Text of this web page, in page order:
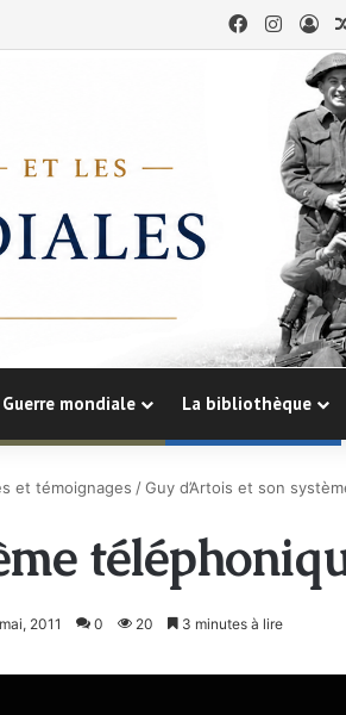
Facebook
mondiale La bibliothèque
et témoignages /Guy d’Artois et son
2011 0 20 3 minutes à lire